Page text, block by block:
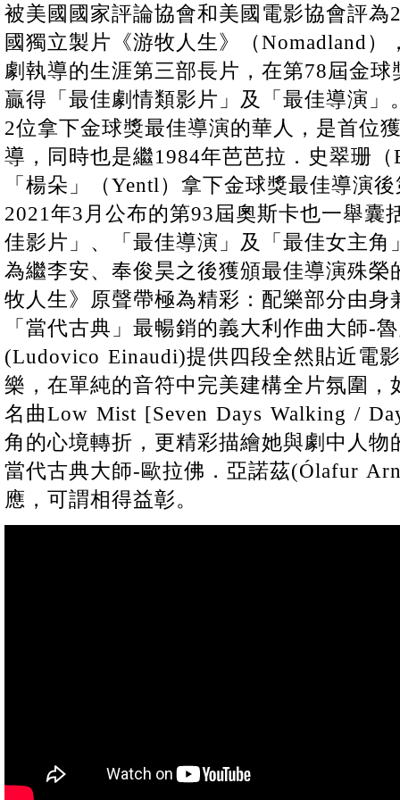
被美國國家評論協會和美國電影協會評為
國獨立製片《游牧人生》（Nomadland）
劇執導的生涯第三部長片，在第78屆金
贏得「最佳劇情類影片」及「最佳導演」
2位拿下金球獎最佳導演的華人，是首位
導，同時也是繼1984年芭芭拉．史翠珊（
「楊朵」（Yentl）拿下金球獎最佳導演
2021年3月公布的第93屆奧斯卡也一舉囊
佳影片」、「最佳導演」及「最佳女主角
為繼李安、奉俊昊之後獲頒最佳導演殊
牧人生》原聲帶極為精彩：配樂部分由身
「當代古典」最暢銷的義大利作曲大師-
(Ludovico Einaudi)提供四段全然貼近電
樂，在單純的音符中完美建構全片氛圍，
名曲Low Mist [Seven Days Walking /
角的心境轉折，更精彩描繪她與劇中人物
當代古典大師-歐拉佛．亞諾茲(Ólafur
應，可謂相得益彰。